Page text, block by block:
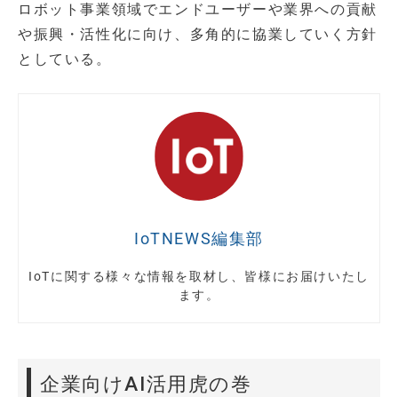
ロボット事業領域でエンドユーザーや業界への貢献
や振興・活性化に向け、多角的に協業していく方針
としている。
IoTNEWS編集部
IoTに関する様々な情報を取材し、皆様にお届けいたし
ます。
企業向けAI活用虎の巻